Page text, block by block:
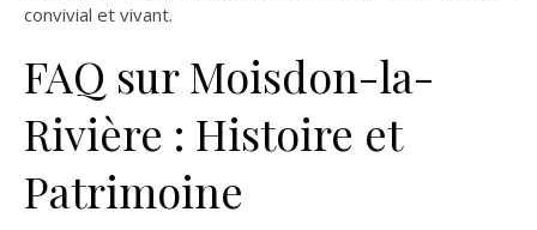
convivial et vivant.
FAQ sur Moisdon-la-
Rivière : Histoire et
Patrimoine